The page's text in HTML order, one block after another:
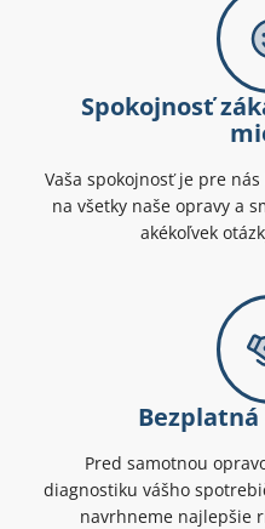
Spokojnosť
Vaša spokojnosť je pre
na všetky naše opravy a
akékoľvek
Pred samotnou
diagnostiku vášho
navrhneme najlepšie